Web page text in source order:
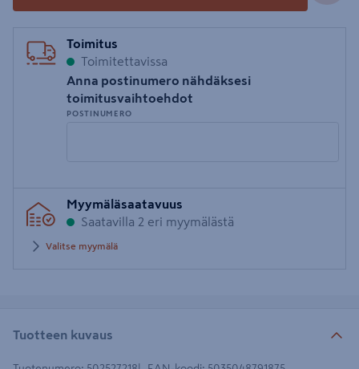
Toimitus
Toimitettavissa
Anna postinumero nähdäksesi
toimitusvaihtoehdot
POSTINUMERO
postinumero
Myymäläsaatavuus
Saatavilla 2 eri myymälästä
Valitse myymälä
Tuotteen kuvaus